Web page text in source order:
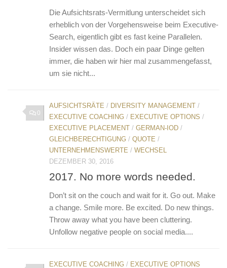
Die Aufsichtsrats-Vermitlung unterscheidet sich
erheblich von der Vorgehensweise beim Executive-
Search, eigentlich gibt es fast keine Parallelen.
Insider wissen das. Doch ein paar Dinge gelten
immer, die haben wir hier mal zusammengefasst,
um sie nicht...
0
AUFSICHTSRÄTE / DIVERSITY MANAGEMENT /
EXECUTIVE COACHING / EXECUTIVE OPTIONS /
EXECUTIVE PLACEMENT / GERMAN-IOD /
GLEICHBERECHTIGUNG / QUOTE /
UNTERNEHMENSWERTE / WECHSEL
DEZEMBER 30, 2016
2017. No more words needed.
Don’t sit on the couch and wait for it. Go out. Make
a change. Smile more. Be excited. Do new things.
Throw away what you have been cluttering.
Unfollow negative people on social media....
EXECUTIVE COACHING / EXECUTIVE OPTIONS